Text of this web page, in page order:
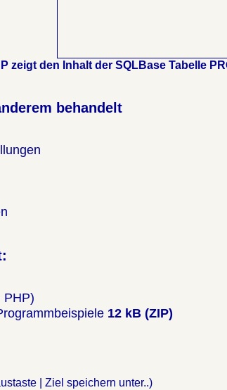
zeigt den Inhalt der SQLBase Tabelle
behandelt
PHP)
12 kB (ZIP)
| Ziel speichern unter..)